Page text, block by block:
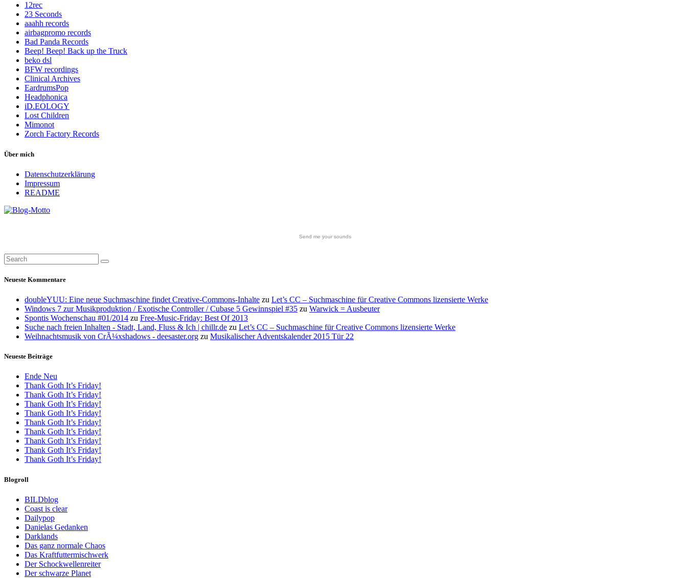
12rec
23 Seconds
aaahh records
airbagpromo records
Bad Panda Records
Beep! Beep! Back up the Truck
beko dsl
BFW recordings
Clinical Archives
EardrumsPop
Headphonica
iD.EOLOGY
Lost Children
Mimonot
Zorch Factory Records
Über mich
Datenschutzerklärung
Impressum
README
Send me your sounds
Neueste Kommentare
doubleYUU: Eine neue Suchmaschine findet Creative-Commons-Inhalte zu Let’s CC – Suchmaschine für Creative Commons lizensierte Werke
Windows 7 zur Musikproduktion / Exotische Controller / Cubase 5 Gewinnspiel #35 zu Warwick = Ausbeuter
Spontis Wochenschau #01/2014 zu Free-Music-Friday: Best Of 2013
Suche nach freien Inhalten - Stadt, Land, Fluss & Ich | chillr.de zu Let’s CC – Suchmaschine für Creative Commons lizensierte Werke
Weihnachtsmusik von CrÃ¼xshadows - deesaster.org zu Musikalischer Adventskalender 2015 Tür 22
Neueste Beiträge
Ende Neu
Thank Goth It’s Friday!
Thank Goth It’s Friday!
Thank Goth It’s Friday!
Thank Goth It’s Friday!
Thank Goth It’s Friday!
Thank Goth It’s Friday!
Thank Goth It’s Friday!
Thank Goth It’s Friday!
Thank Goth It’s Friday!
Blogroll
BILDblog
Coast is clear
Dailypop
Danielas Gedanken
Darklands
Das ganz normale Chaos
Das Kraftfuttermischwerk
Der Schockwellenreiter
Der schwarze Planet